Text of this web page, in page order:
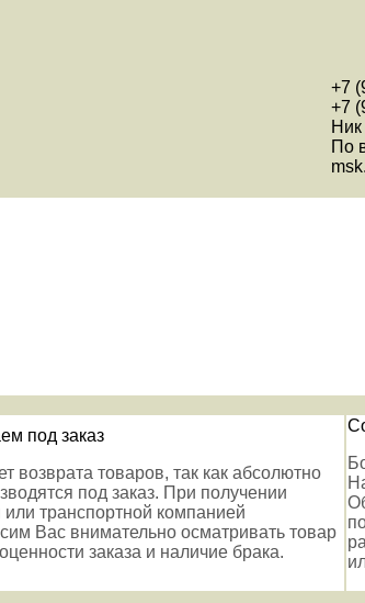
+7
+7
По
под заказ
возврата товаров, так как абсолютно
под заказ. При получении
транспортной компанией
Вас внимательно осматривать товар
заказа и наличие брака.